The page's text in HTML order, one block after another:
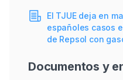
El TJUE deja en
españoles casos
de Repsol con
Documentos y